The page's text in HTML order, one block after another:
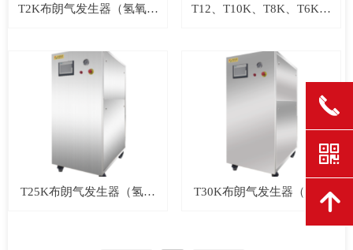
T2K布朗气发生器（氢氧焊
T12、T10K、T8K、T6K布
T25K布朗气发生器（氢氧
T30K布朗气发生器（氢氧
끅
낃
녕